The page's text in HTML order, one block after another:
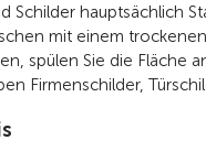
Schilder hauptsächlich
mit einem
spülen Sie die Fläche
Firmenschilder,